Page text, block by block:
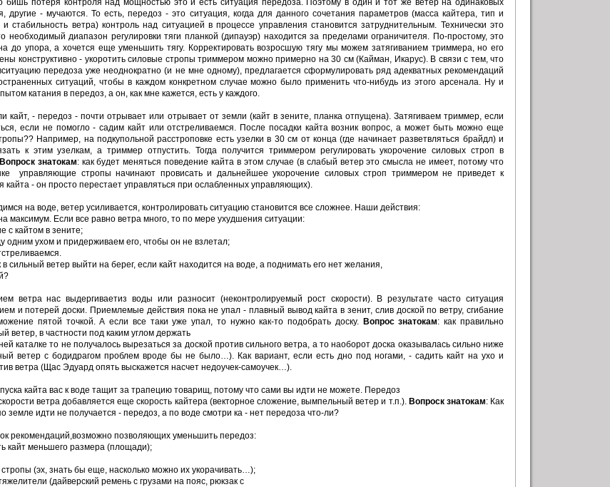
бишь потеря контроля над мощностью это и есть ситуация передоза. Поэтому в один и тот же ветер на одинаковых
другие - мучаются. То есть, передоз - это ситуация, когда для данного сочетания параметров (масса кайтера, тип и
стабильность ветра) контроль над ситуацией в процессе управления становится затруднительным. Технически это
необходимый диапазон регулировки тяги планкой (дипауэр) находится за пределами ограничителя. По-простому, это
до упора, а хочется еще уменьшить тягу. Корректировать возросшую тягу мы можем затягиванием триммера, но его
конструктивно - укоротить силовые стропы триммером можно примерно на 30 см (Кайман, Икарус). В связи с тем, что
передоза уже неоднократно (и не мне одному), предлагается сформулировать ряд адекватных рекомендаций
ситуаций, чтобы в каждом конкретном случае можно было применить что-нибудь из этого арсенала. Ну и
катания в передоз, а он, как мне кажется, есть у каждого.
кайт, - передоз - почти отрывает или отрывает от земли (кайт в зените, планка отпущена). Затягиваем триммер, если
если не помогло - садим кайт или отстреливаемся. После посадки кайта возник вопрос, а может быть можно еще
Например, на подкупольной расстроповке есть узелки в 30 см от конца (где начинает разветвляться брайдл) и
к этим узелкам, а триммер отпустить. Тогда получится триммером регулировать укорочение силовых строп в
Вопроск знатокам: как будет меняться поведение кайта в этом случае (в слабый ветер это смысла не имеет, потому что
управляющие стропы начинают провисать и дальнейшее укорочение силовых строп триммером не приведет к
кайта - он просто перестает управляться при ослабленных управляющих).
на воде, ветер усиливается, контролировать ситуацию становится все сложнее. Наши действия:
максимум. Если все равно ветра много, то по мере ухудшения ситуации:
с кайтом в зените;
одним ухом и придерживаем его, чтобы он не взлетал;
в сильный ветер выйти на берег, если кайт находится на воде, а поднимать его нет желания,
ветра нас выдергиваетиз воды или разносит (неконтролируемый рост скорости). В результате часто ситуация
и потерей доски. Приемлемые действия пока не упал - плавный вывод кайта в зенит, слив доской по ветру, сгибание
пятой точкой. А если все таки уже упал, то нужно как-то подобрать доску. Вопрос знатокам: как правильно
ветер, в частности под каким углом держать
каталке то не получалось вырезаться за доской против сильного ветра, а то наоборот доска оказывалась сильно ниже
ветер с бодидрагом проблем вроде бы не было…). Как вариант, если есть дно под ногами, - садить кайт на ухо и
ветра (Щас Эдуард опять выскажется насчет недоучек-самоучек…).
кайта вас к воде тащит за трапецию товарищ, потому что сами вы идти не можете. Передоз
ветра добавляется еще скорость кайтера (векторное сложение, вымпельный ветер и т.п.). Вопроск знатокам: Как
земле идти не получается - передоз, а по воде смотри ка - нет передоза что-ли?
рекомендаций,возможно позволяющих уменьшить передоз:
кайт меньшего размера (площади);
(эх, знать бы еще, насколько можно их укорачивать…);
(дайверский ремень с грузами на пояс, рюкзак с